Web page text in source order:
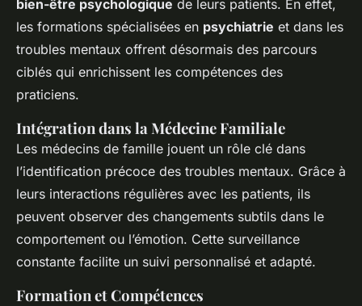
bien-être psychologique de leurs patients. En effet,
les formations spécialisées en psychiatrie et dans les
troubles mentaux offrent désormais des parcours
ciblés qui enrichissent les compétences des
praticiens.
Intégration dans la Médecine Familiale
Les médecins de famille jouent un rôle clé dans
l’identification précoce des troubles mentaux. Grâce à
leurs interactions régulières avec les patients, ils
peuvent observer des changements subtils dans le
comportement ou l’émotion. Cette surveillance
constante facilite un suivi personnalisé et adapté.
Formation et Compétences